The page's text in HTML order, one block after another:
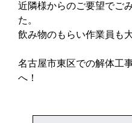
近隣様からのご要望でご
た。
飲み物のもらい作業員も
名古屋市東区での解体工
へ！